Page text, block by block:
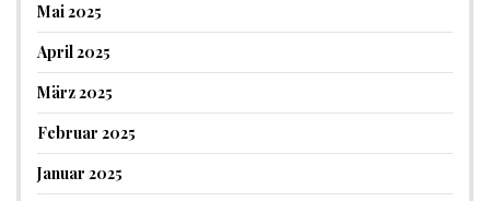
Mai 2025
April 2025
März 2025
Februar 2025
Januar 2025